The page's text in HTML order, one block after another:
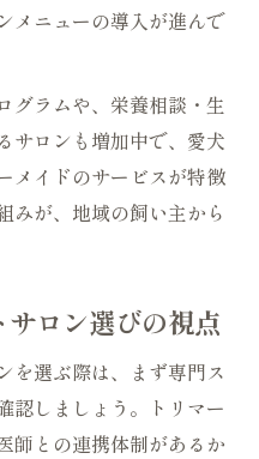
メニューの導入が進んで
グラムや、栄養相談・生
サロンも増加中で、愛犬
メイドのサービスが特徴
みが、地域の飼い主から
ロン選びの視点
を選ぶ際は、まず専門ス
認しましょう。トリマー
師との連携体制があるか